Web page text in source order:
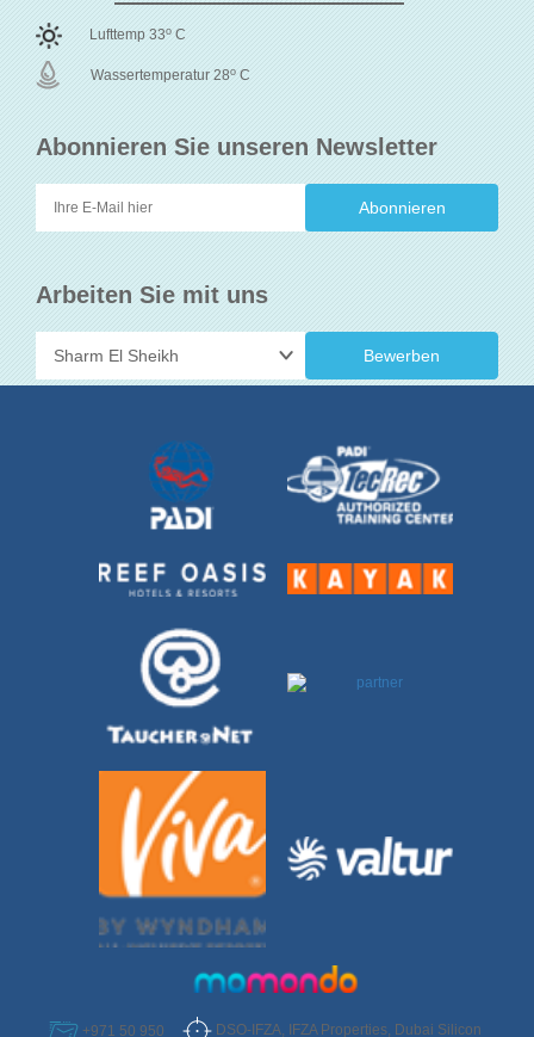
Abonnieren Sie unseren Newsletter
Arbeiten Sie mit uns
Bewerben
Lufttemp 33o C
Wassertemperatur 28o C
+971 50 950 DSO-IFZA, IFZA Properties, Dubai Silicon